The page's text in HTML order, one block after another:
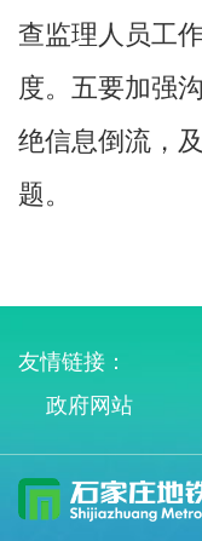
查监理人员工
度。五要加强
绝信息倒流，
题。
友情链接：
政府网站